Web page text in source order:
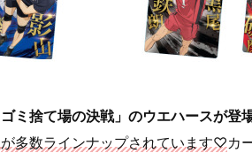
ミ捨て場の決戦」のウエハースが登
多数ラインナップされています♡カ